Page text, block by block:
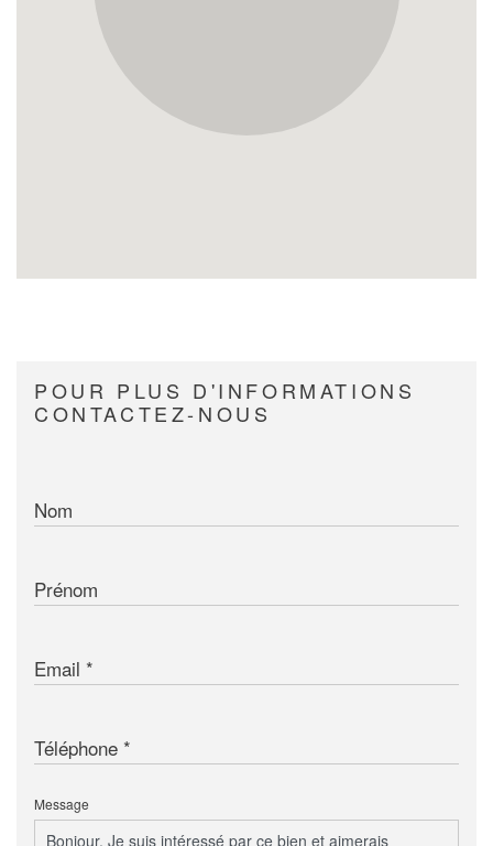
POUR PLUS D'INFORMATIONS
CONTACTEZ-NOUS
Nom
Prénom
Email
Téléphone
Message